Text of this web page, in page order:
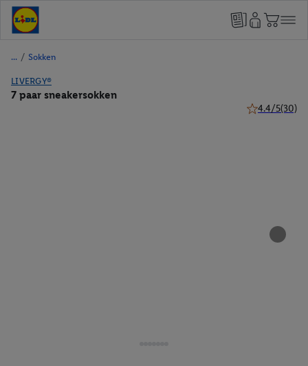
/ Sokken
LIVERGY®
7 paar sneakersokken
4.4/5(30)